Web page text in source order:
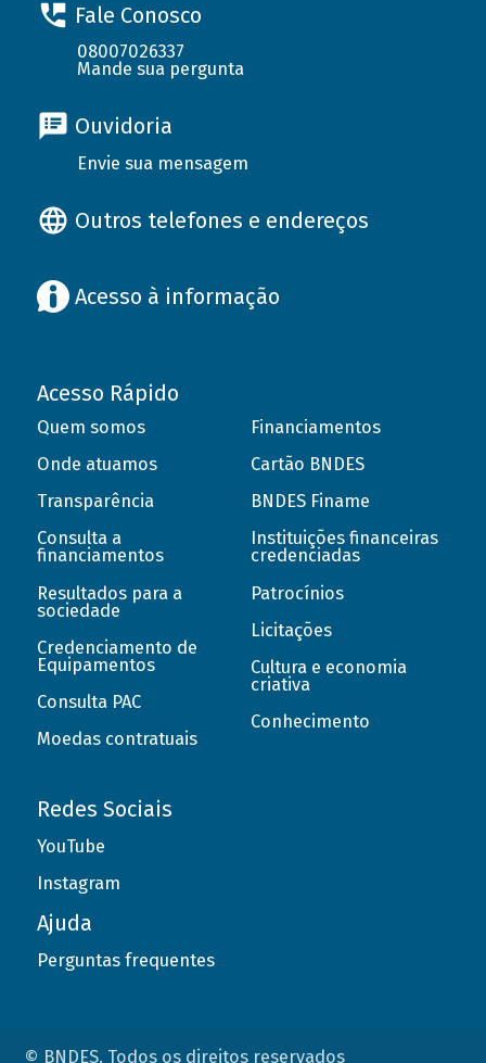
Fale Conosco
08007026337
Mande sua pergunta
Ouvidoria
Envie sua mensagem
Outros telefones e endereços
Acesso à informação
Acesso Rápido
Quem somos
Onde atuamos
Transparência
Consulta a
financiamentos
Resultados para a
sociedade
Credenciamento de
Equipamentos
Consulta PAC
Moedas contratuais
Financiamentos
Cartão BNDES
BNDES Finame
Instituições financeiras
credenciadas
Patrocínios
Licitações
Cultura e economia
criativa
Conhecimento
Redes Sociais
YouTube
Instagram
Ajuda
Perguntas frequentes
© BNDES. Todos os direitos reservados